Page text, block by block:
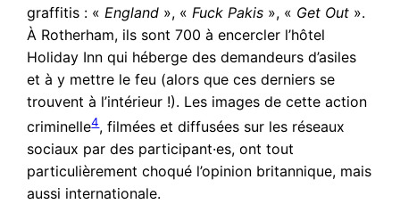
graffitis : «England », «Fuck Pakis », « Get Out ».
À Rotherham, ils sont 700 à encercler l’hôtel
Holiday Inn qui héberge des demandeurs d’asiles
et à y mettre le feu (alors que ces derniers se
trouvent à l’intérieur !). Les images de cette action
criminelle4, filmées et diffusées sur les réseaux
sociaux par des participant·es, ont tout
particulièrement choqué l’opinion britannique, mais
aussi internationale.